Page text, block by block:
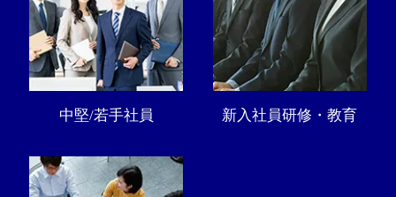
中堅/若手社員 新入社員研修・教育